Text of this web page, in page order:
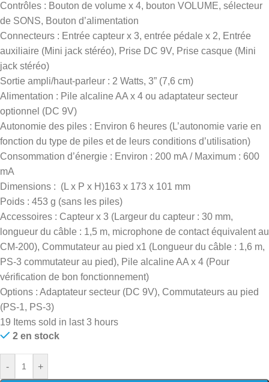
Contrôles : Bouton de volume x 4, bouton VOLUME, sélecteur
de SONS, Bouton d’alimentation
Connecteurs : Entrée capteur x 3, entrée pédale x 2, Entrée
auxiliaire (Mini jack stéréo), Prise DC 9V, Prise casque (Mini
jack stéréo)
Sortie ampli/haut-parleur : 2 Watts, 3” (7,6 cm)
Alimentation : Pile alcaline AA x 4 ou adaptateur secteur
optionnel (DC 9V)
Autonomie des piles : Environ 6 heures (L’autonomie varie en
fonction du type de piles et de leurs conditions d’utilisation)
Consommation d’énergie : Environ : 200 mA / Maximum : 600
mA
Dimensions : (L x P x H)163 x 173 x 101 mm
Poids : 453 g (sans les piles)
Accessoires : Capteur x 3 (Largeur du capteur : 30 mm,
longueur du câble : 1,5 m, microphone de contact équivalent au
CM-200), Commutateur au pied x1 (Longueur du câble : 1,6 m,
PS-3 commutateur au pied), Pile alcaline AA x 4 (Pour
vérification de bon fonctionnement)
Options : Adaptateur secteur (DC 9V), Commutateurs au pied
(PS-1, PS-3)
19 Items sold in last 3 hours
2 en stock
- +